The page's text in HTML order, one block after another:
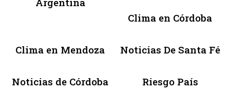
Clima en Córdoba
Clima en Mendoza Noticias De Santa Fé
Noticias de Córdoba Riesgo País